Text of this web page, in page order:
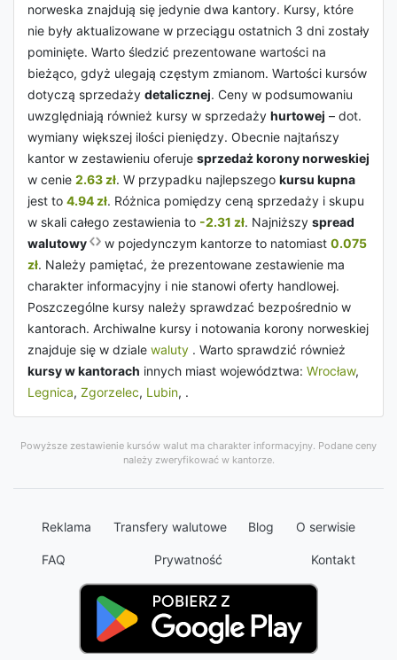
norweska znajdują się jedynie dwa kantory. Kursy, które
nie były aktualizowane w przeciągu ostatnich 3 dni zostały
pominięte. Warto śledzić prezentowane wartości na
bieżąco, gdyż ulegają częstym zmianom. Wartości kursów
dotyczą sprzedaży detalicznej. Ceny w podsumowaniu
uwzględniają również kursy w sprzedaży hurtowej – dot.
wymiany większej ilości pieniędzy. Obecnie najtańszy
kantor w zestawieniu oferuje sprzedaż korony norweskiej
w cenie 2.63 zł. W przypadku najlepszego kursu kupna
jest to 4.94 zł. Różnica pomiędzy ceną sprzedaży i skupu
w skali całego zestawienia to -2.31 zł. Najniższy spread
walutowy
w pojedynczym kantorze to natomiast 0.075
zł. Należy pamiętać, że prezentowane zestawienie ma
charakter informacyjny i nie stanowi oferty handlowej.
Poszczególne kursy należy sprawdzać bezpośrednio w
kantorach. Archiwalne kursy i notowania korony norweskiej
znajduje się w dziale waluty . Warto sprawdzić również
kursy w kantorach innych miast województwa: Wrocław,
Legnica, Zgorzelec, Lubin, .
Powyższe zestawienie kursów walut ma charakter informacyjny. Podane ceny
należy zweryfikować w kantorze.
Reklama Transfery walutowe Blog O serwisie
FAQ Prywatność Kontakt